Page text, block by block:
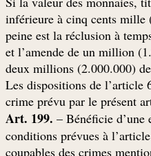
inférieure à cinq cents
peine est la réclusion à
et l’amende de un million
.(Les dispositions de
crime prévu par le présent
Art. 199. – Bénéficie d’une
conditions prévues à
coupables des crimes